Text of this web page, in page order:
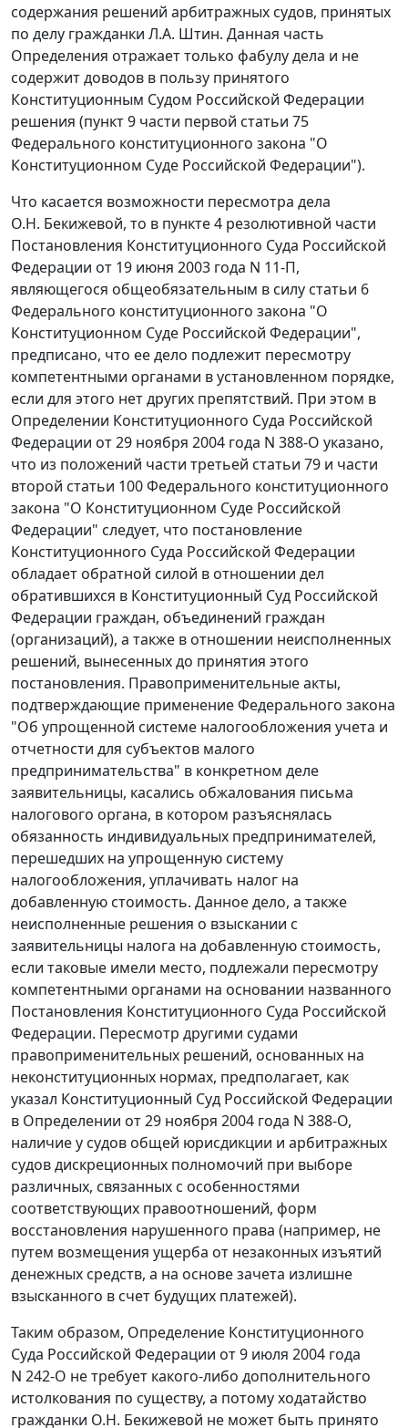
содержания решений арбитражных судов, принятых
по делу гражданки Л.А. Штин. Данная часть
Определения отражает только фабулу дела и не
содержит доводов в пользу принятого
Конституционным Судом Российской Федерации
решения (пункт 9 части первой статьи 75
Федерального конституционного закона "О
Конституционном Суде Российской Федерации").
Что касается возможности пересмотра дела
О.Н. Бекижевой, то в пункте 4 резолютивной части
Постановления Конституционного Суда Российской
Федерации от 19 июня 2003 года N 11-П,
являющегося общеобязательным в силу статьи 6
Федерального конституционного закона "О
Конституционном Суде Российской Федерации",
предписано, что ее дело подлежит пересмотру
компетентными органами в установленном порядке,
если для этого нет других препятствий. При этом в
Определении Конституционного Суда Российской
Федерации от 29 ноября 2004 года N 388-О указано,
что из положений части третьей статьи 79 и части
второй статьи 100Федерального конституционного
закона "О Конституционном Суде Российской
Федерации" следует, что постановление
Конституционного Суда Российской Федерации
обладает обратной силой в отношении дел
обратившихся в Конституционный Суд Российской
Федерации граждан, объединений граждан
(организаций), а также в отношении неисполненных
решений, вынесенных до принятия этого
постановления. Правоприменительные акты,
подтверждающие применениеФедерального закона
"Об упрощенной системе налогообложения учета и
отчетности для субъектов малого
предпринимательства" в конкретном деле
заявительницы, касались обжалования письма
налогового органа, в котором разъяснялась
обязанность индивидуальных предпринимателей,
перешедших на упрощенную систему
налогообложения, уплачивать налог на
добавленную стоимость. Данное дело, а также
неисполненные решения о взыскании с
заявительницы налога на добавленную стоимость,
если таковые имели место, подлежали пересмотру
компетентными органами на основании названного
Постановления Конституционного Суда Российской
Федерации. Пересмотр другими судами
правоприменительных решений, основанных на
неконституционных нормах, предполагает, как
указал Конституционный Суд Российской Федерации
в Определении от 29 ноября 2004 года N 388-О,
наличие у судов общей юрисдикции и арбитражных
судов дискреционных полномочий при выборе
различных, связанных с особенностями
соответствующих правоотношений, форм
восстановления нарушенного права (например, не
путем возмещения ущерба от незаконных изъятий
денежных средств, а на основе зачета излишне
взысканного в счет будущих платежей).
Таким образом, Определение Конституционного
Суда Российской Федерации от 9 июля 2004 года
N 242-O не требует какого-либо дополнительного
истолкования по существу, а потому ходатайство
гражданки О.Н. Бекижевой не может быть принято